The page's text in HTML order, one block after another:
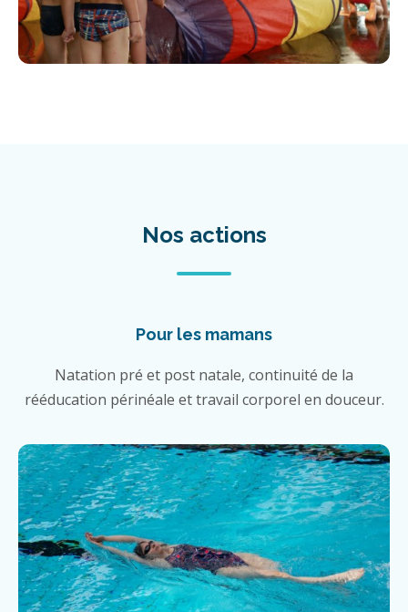
Nos actions
Pour les mamans
Natation pré et post natale, continuité de la
rééducation périnéale et travail corporel en douceur.